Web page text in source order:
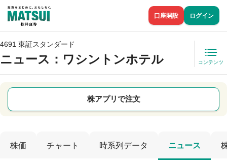
口座開設 ログイン
4691 東証スタンダード
ニュース ：ワシントンホテル コンテンツ
株アプリで注文
株価 チャート 時系列データ ニュース